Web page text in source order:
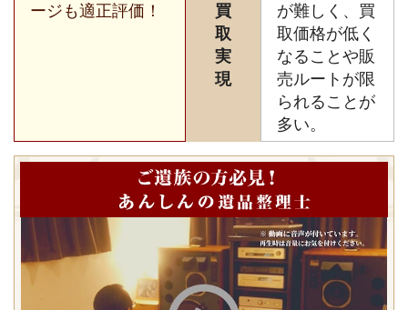
ージも適正評価！
買
取
実
現
が難しく、買
取価格が低く
なることや販
売ルートが限
られることが
多い。